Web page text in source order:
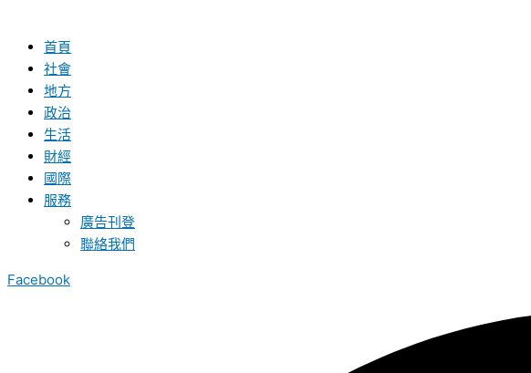
首頁
社會
地方
政治
生活
財經
國際
服務
廣告刊登
聯絡我們
Facebook